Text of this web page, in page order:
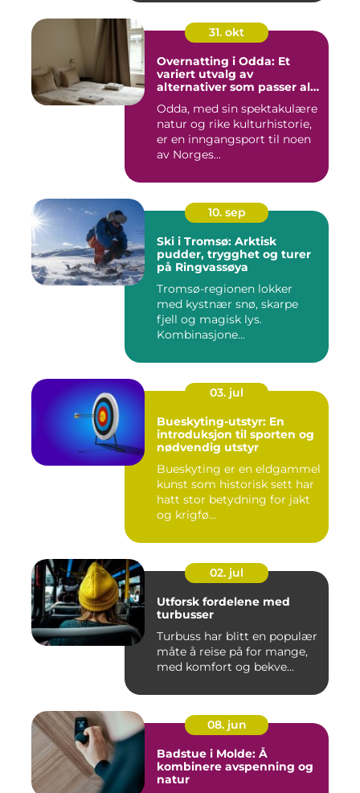
31. okt
Overnatting i Odda: Et
variert utvalg av
alternativer som passer alle
Odda, med sin spektakulære
natur og rike kulturhistorie,
er en inngangsport til noen
av Norges...
10. sep
Ski i Tromsø: Arktisk
pudder, trygghet og turer
på Ringvassøya
Tromsø-regionen lokker
med kystnær snø, skarpe
fjell og magisk lys.
Kombinasjone...
03. jul
Bueskyting-utstyr: En
introduksjon til sporten og
nødvendig utstyr
Bueskyting er en eldgammel
kunst som historisk sett har
hatt stor betydning for jakt
og krigfø...
02. jul
Utforsk fordelene med
turbusser
Turbuss har blitt en populær
måte å reise på for mange,
med komfort og bekve...
08. jun
Badstue i Molde: Å
kombinere avspenning og
natur